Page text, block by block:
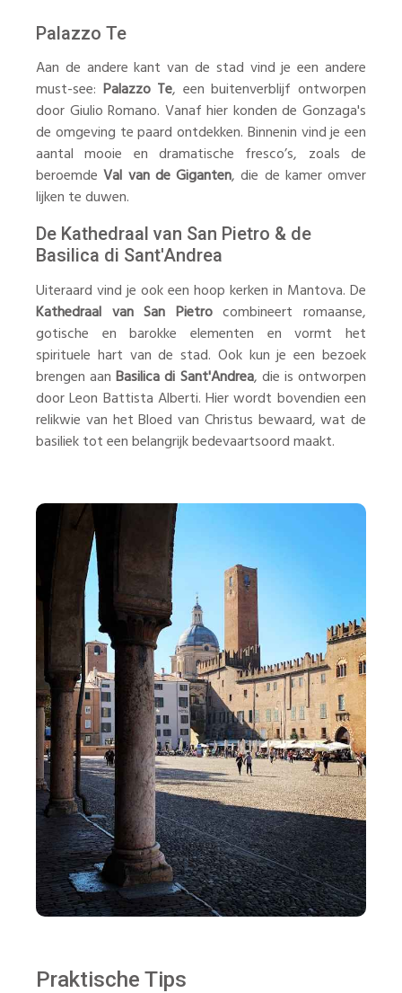
Palazzo Te
Aan de andere kant van de stad vind je een andere
must-see: Palazzo Te, een buitenverblijf ontworpen
door Giulio Romano. Vanaf hier konden de Gonzaga's
de omgeving te paard ontdekken. Binnenin vind je een
aantal mooie en dramatische fresco’s, zoals de
beroemdeVal van de Giganten, die de kamer omver
lijken te duwen.
De Kathedraal van San Pietro & de
Basilica di Sant'Andrea
Uiteraard vind je ook een hoop kerken in Mantova. De
Kathedraal van San Pietrocombineert romaanse,
gotische en barokke elementen en vormt het
spirituele hart van de stad. Ook kun je een bezoek
brengen aanBasilica di Sant'Andrea, die is ontworpen
door Leon Battista Alberti. Hier wordt bovendien een
relikwie van het Bloed van Christus bewaard, wat de
basiliek tot een belangrijk bedevaartsoord maakt.
Praktische Tips